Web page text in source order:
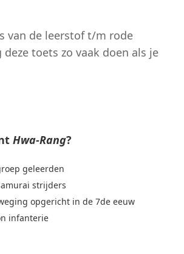
van de leerstof t/m rode
deze toets zo vaak doen als je
Hwa-Rang?
geleerden
strijders
opgericht in de 7de eeuw
infanterie